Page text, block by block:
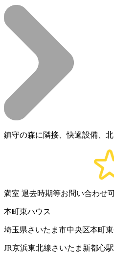
鎮守の森に隣接、快適設備、
満室 退去時期等お問い合わせ
本町東ハウス
埼玉県さいたま市中央区本町東
JR京浜東北線さいたま新都心